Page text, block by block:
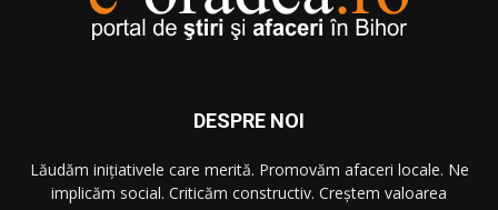
DESPRE NOI
Lăudăm iniţiativele care merită. Promovăm afaceri locale. Ne
implicăm social. Criticăm constructiv. Creştem valoarea